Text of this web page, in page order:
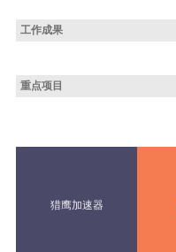
工作成果
重点项目
猎鹰加速器